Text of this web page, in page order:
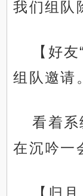
我们组队
【好
组队邀请
看着系
在沉吟一
【归